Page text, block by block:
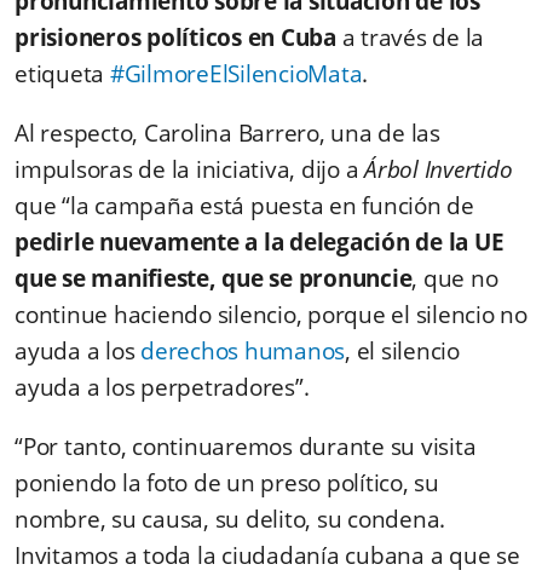
prisioneros políticos en Cuba a través de la
etiqueta #GilmoreElSilencioMata.
Al respecto, Carolina Barrero, una de las
impulsoras de la iniciativa, dijo aÁrbol Invertido
que “la campaña está puesta en función de
pedirle nuevamente a la delegación de la UE
que se manifieste, que se pronuncie, que no
continue haciendo silencio, porque el silencio no
ayuda a losderechos humanos, el silencio
ayuda a los perpetradores”.
“Por tanto, continuaremos durante su visita
poniendo la foto de un preso político, su
nombre, su causa, su delito, su condena.
Invitamos a toda la ciudadanía cubana a que se